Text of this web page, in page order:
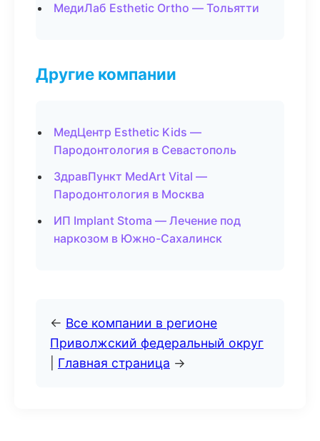
МедиЛаб Esthetic Ortho — Тольятти
Другие компании
МедЦентр Esthetic Kids —
Пародонтология в Севастополь
ЗдравПункт MedArt Vital —
Пародонтология в Москва
ИП Implant Stoma — Лечение под
наркозом в Южно-Сахалинск
← Все компании в регионе
Приволжский федеральный округ
Главная страница →